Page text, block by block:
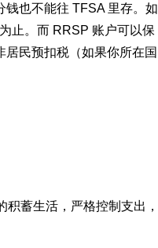
也不能往 TFSA 里存。如
止。而 RRSP 账户可以保
民预扣税（如果你所在国
蓄生活，严格控制支出，